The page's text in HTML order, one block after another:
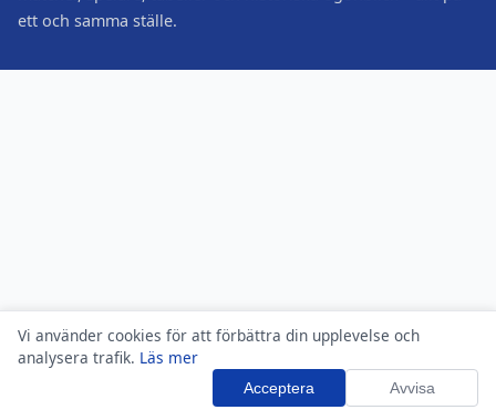
Vi använder cookies för att förbättra din upplevelse och
analysera trafik. Läs mer
Acceptera Avvisa
ett och samma ställe.